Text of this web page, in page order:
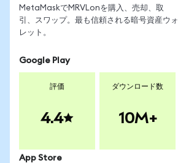
MetaMaskでMRVLonを購入、売却、取
引、スワップ。最も信頼される暗号資産ウォ
レット。
Google Play
評価
4.4
ダウンロード数
10M+
App Store